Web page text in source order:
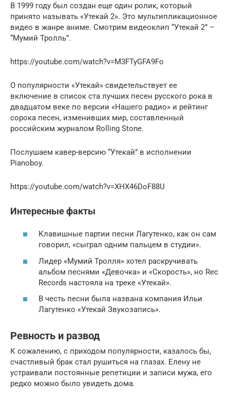
В 1999 году был создан еще один ролик, который
принято называть «Утекай 2». Это мультипликационное
видео в жанре аниме. Смотрим видеоклип “Утекай 2” –
“Мумий Тролль”.
https://youtube.com/watch?v=M3FTyGFA9Fo
О популярности «Утекай» свидетельствует ее
включение в список ста лучших песен русского рока в
двадцатом веке по версии «Нашего радио» и рейтинг
сорока песен, изменивших мир, составленный
российским журналом Rolling Stone.
Послушаем кавер-версию “Утекай” в исполнении
Pianoboy.
https://youtube.com/watch?v=XHX46DoF88U
Интересные факты
Клавишные партии песни Лагутенко, как он сам
говорил, «сыграл одним пальцем в студии».
Лидер «Мумий Тролля» хотел раскручивать
альбом песнями «Девочка» и «Скорость», но Rec
Records настояла на треке «Утекай».
В честь песни была названа компания Ильи
Лагутенко «Утекай Звукозапись».
Ревность и развод
К сожалению, с приходом популярности, казалось бы,
счастливый брак стал рушиться на глазах. Елену не
устраивали постоянные репетиции и записи мужа, его
редко можно было увидеть дома.